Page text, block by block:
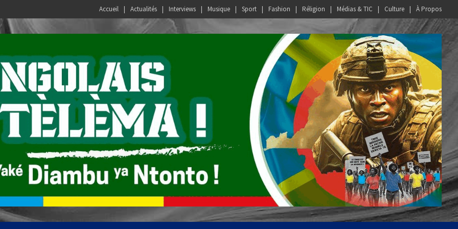
Accueil Actualités Interviews Musique Sport Fashion Réligion Médias & TIC Culture À Propos